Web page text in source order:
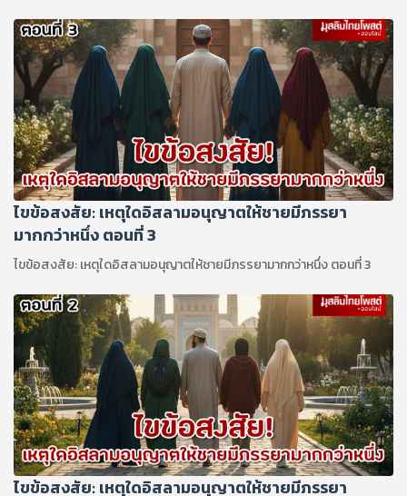
ไขข้อสงสัย: เหตุใดอิสลามอนุญาตให้ชายมีภรรยา
มากกว่าหนึ่ง ตอนที่ 3
ไขข้อสงสัย: เหตุใดอิสลามอนุญาตให้ชายมีภรรยามากกว่าหนึ่ง ตอนที่ 3
ไขข้อสงสัย: เหตุใดอิสลามอนุญาตให้ชายมีภรรยา